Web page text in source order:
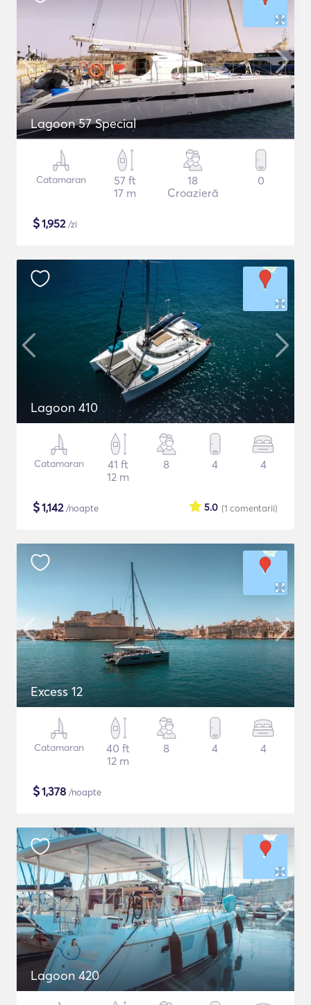
Lagoon 57 Special
Catamaran
57 ft
17 m
18
Croazieră
0
$1,952/zi
Lagoon 410
Catamaran
41 ft
12 m
8 4 4
$1,142/noapte (1 comentarii)
5.0
Excess 12
Catamaran
40 ft
12 m
8 4 4
$1,378 /noapte
Lagoon 420